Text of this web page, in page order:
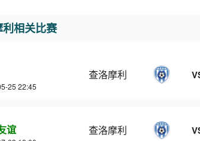
相关比赛
25 22:45
查洛摩利
谊 查洛摩利